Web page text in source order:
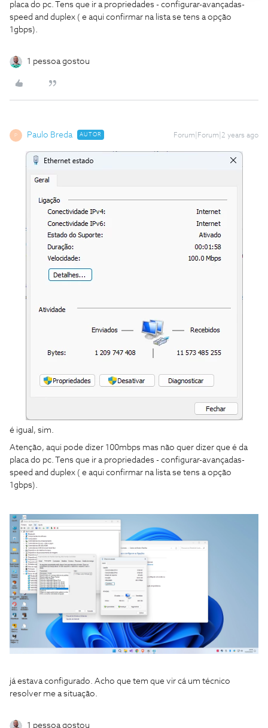
placa do pc. Tens que ir a propriedades - configurar-avançadas-
speed and duplex ( e aqui confirmar na lista se tens a opção
1gbps).
1 pessoa gostou
P Paulo Breda AUTOR Forum|Forum|2 years ago
é igual, sim.
Atenção, aqui pode dizer 100mbps mas não quer dizer que é da
placa do pc. Tens que ir a propriedades - configurar-avançadas-
speed and duplex ( e aqui confirmar na lista se tens a opção
1gbps).
já estava configurado. Acho que tem que vir cá um técnico
resolver me a situação.
1 pessoa gostou